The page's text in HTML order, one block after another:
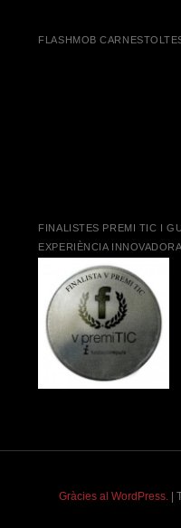
FLASHMOB
FINALISTES PREMI TIC I
EXPERIÈNCIA INNOVADORA
Gràcies al WordPress. |